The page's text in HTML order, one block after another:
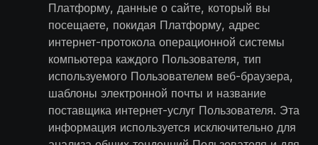
Платформу, данные о сайте, который вы
посещаете, покидая Платформу, адрес
интернет-протокола операционной системы
компьютера каждого Пользователя, тип
используемого Пользователем веб-браузера,
шаблоны электронной почты и название
поставщика интернет-услуг Пользователя. Эта
информация используется исключительно для